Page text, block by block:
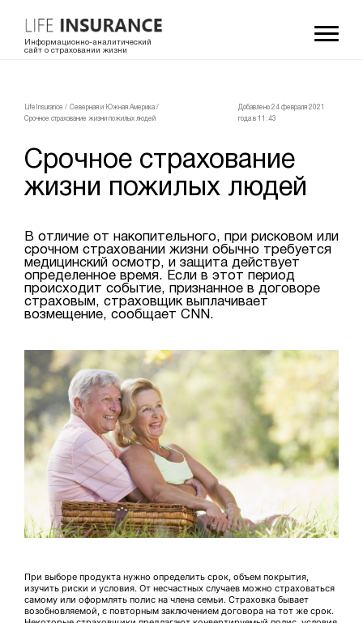
Информационно-аналитический
сайт о страховании жизни
LifeInsurance / Северная и Южная Америка /
Срочное страхование жизни пожилых людей
Добавлено 24 февраля 2021
года в 11:43
Срочное страхование
жизни пожилых людей
В отличие от накопительного, при рисковом или
срочном страховании жизни обычно требуется
медицинский осмотр, и защита действует
определенное время. Если в этот период
происходит событие, признанное в договоре
страховым, страховщик выплачивает
возмещение, сообщает CNN.
При выборе продукта нужно определить срок, объем покрытия,
изучить риски и условия. От несчастных случаев можно страховаться
самому или оформлять полис на члена семьи. Страховка бывает
возобновляемой, с повторным заключением договора на тот же срок.